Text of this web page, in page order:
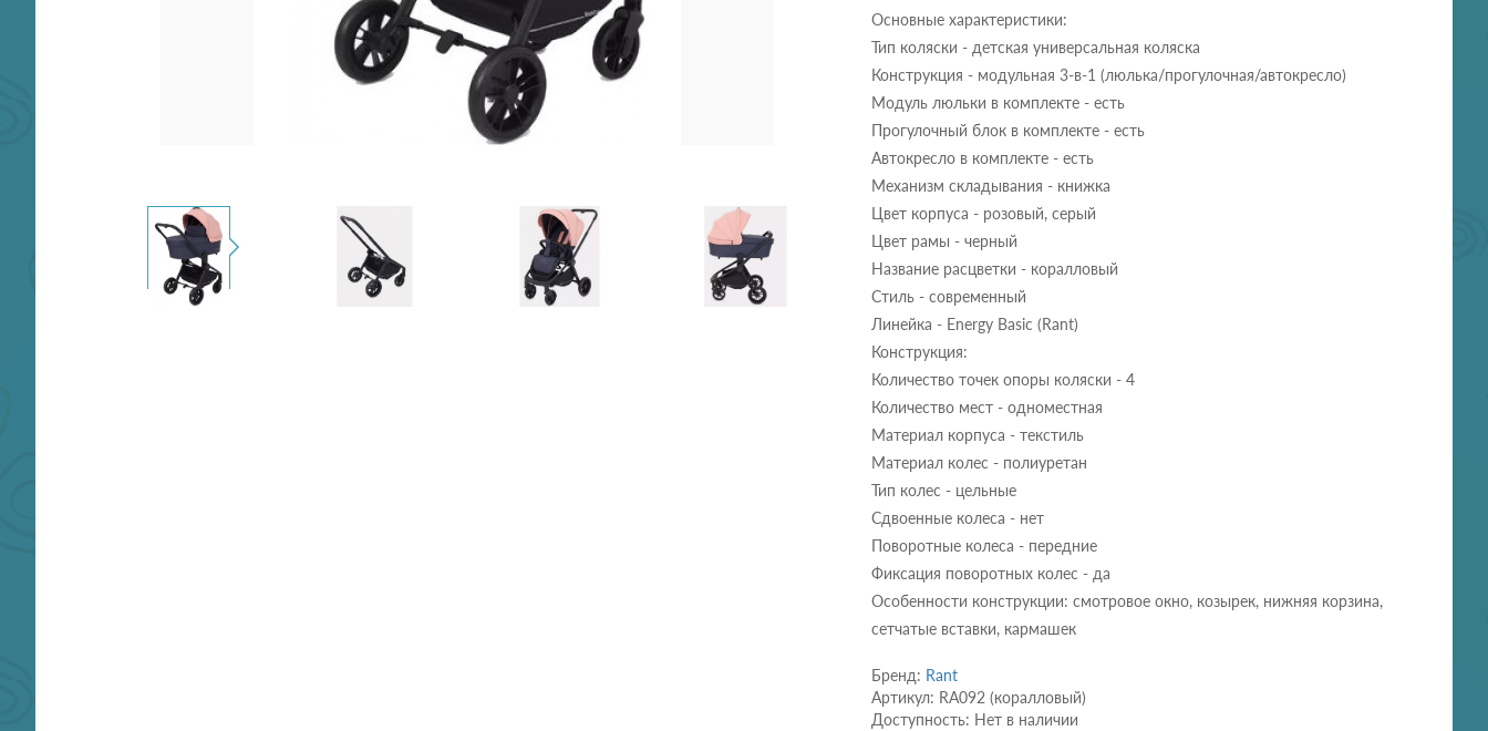
Основные характеристики:
Тип коляски - детская универсальная коляска
Конструкция - модульная 3-в-1 (люлька/прогулочная/автокресло)
Модуль люльки в комплекте - есть
Прогулочный блок в комплекте - есть
Автокресло в комплекте - есть
Механизм складывания - книжка
Цвет корпуса - розовый, серый
Цвет рамы - черный
Название расцветки - коралловый
Стиль - современный
Линейка - Energy Basic (Rant)
Конструкция:
Количество точек опоры коляски - 4
Количество мест - одноместная
Материал корпуса - текстиль
Материал колес - полиуретан
Тип колес - цельные
Сдвоенные колеса - нет
Поворотные колеса - передние
Фиксация поворотных колес - да
Особенности конструкции: смотровое окно, козырек, нижняя корзина,
сетчатые вставки, кармашек
Бренд: Rant
Артикул: RA092 (коралловый)
Доступность: Нет в наличии